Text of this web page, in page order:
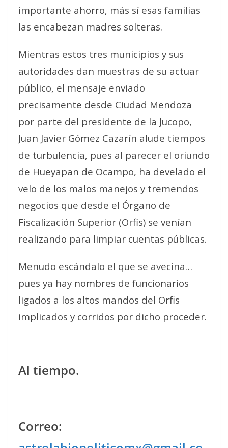
importante ahorro, más sí esas familias
las encabezan madres solteras.
Mientras estos tres municipios y sus
autoridades dan muestras de su actuar
público, el mensaje enviado
precisamente desde Ciudad Mendoza
por parte del presidente de la Jucopo,
Juan Javier Gómez Cazarín alude tiempos
de turbulencia, pues al parecer el oriundo
de Hueyapan de Ocampo, ha develado el
velo de los malos manejos y tremendos
negocios que desde el Órgano de
Fiscalización Superior (Orfis) se venían
realizando para limpiar cuentas públicas.
Menudo escándalo el que se avecina…
pues ya hay nombres de funcionarios
ligados a los altos mandos del Orfis
implicados y corridos por dicho proceder.
Al tiempo.
Correo: